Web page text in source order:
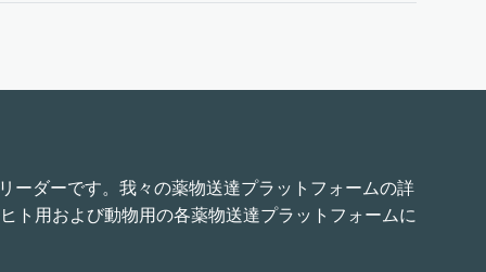
ーダーです。我々の薬物送達プラットフォームの詳
ト用および動物用の各薬物送達プラットフォームに